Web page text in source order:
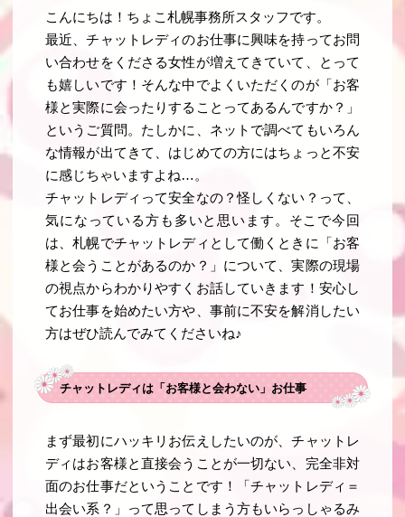
こんにちは！ちょこ札幌事務所スタッフです。
最近、チャットレディのお仕事に興味を持ってお問
い合わせをくださる女性が増えてきていて、とって
も嬉しいです！そんな中でよくいただくのが「お客
様と実際に会ったりすることってあるんですか？」
というご質問。たしかに、ネットで調べてもいろん
な情報が出てきて、はじめての方にはちょっと不安
に感じちゃいますよね…。
チャットレディって安全なの？怪しくない？って、
気になっている方も多いと思います。そこで今回
は、札幌でチャットレディとして働くときに「お客
様と会うことがあるのか？」について、実際の現場
の視点からわかりやすくお話していきます！安心し
てお仕事を始めたい方や、事前に不安を解消したい
方はぜひ読んでみてくださいね♪
チャットレディは「お客様と会わない」お仕事
まず最初にハッキリお伝えしたいのが、チャットレ
ディはお客様と直接会うことが一切ない、完全非対
面のお仕事だということです！「チャットレディ＝
出会い系？」って思ってしまう方もいらっしゃるみ